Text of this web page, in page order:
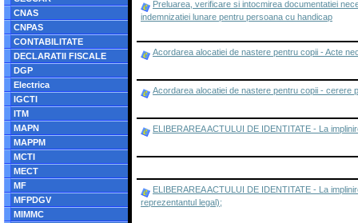
CNAS
CNPAS
CONTABILITATE
DECLARATII FISCALE
DGP
Electrica
IGCTI
ITM
MAPN
MAPPM
MCTI
MECT
MF
MFPDGV
MIMMC
Preluarea, verificare si intocmirea documentatiei
indemnizatiei lunare pentru persoana cu handicap
Acordarea alocatiei de nastere pentru copii - Acte
Acordarea alocatiei de nastere pentru copii - cerere
ELIBERAREA ACTULUI DE IDENTITATE - La
ELIBERAREA ACTULUI DE IDENTITATE - La
reprezentantul legal);